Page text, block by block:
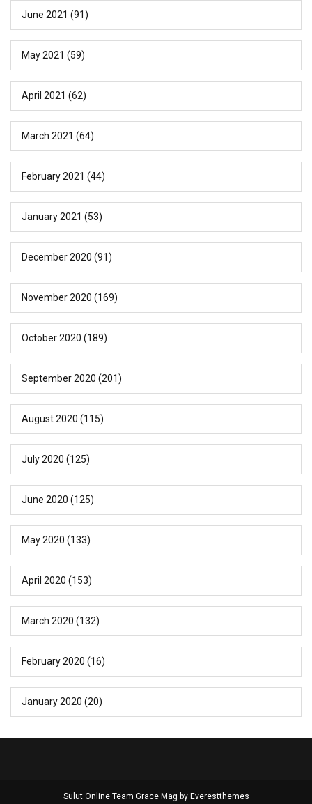
June 2021 (91)
May 2021 (59)
April 2021 (62)
March 2021 (64)
February 2021 (44)
January 2021 (53)
December 2020 (91)
November 2020 (169)
October 2020 (189)
September 2020 (201)
August 2020 (115)
July 2020 (125)
June 2020 (125)
May 2020 (133)
April 2020 (153)
March 2020 (132)
February 2020 (16)
January 2020 (20)
Sulut Online Team Grace Mag by Everestthemes